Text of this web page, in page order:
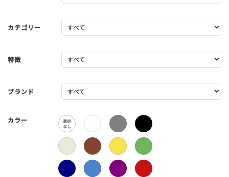
カテゴリー
特徴
ブランド
カラー